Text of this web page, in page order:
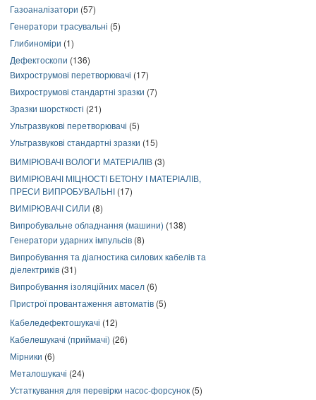
Газоаналізатори (57)
Генератори трасувальні (5)
Глибиноміри (1)
Дефектоскопи (136)
Вихрострумові перетворювачі (17)
Вихрострумові стандартні зразки (7)
Зразки шорсткості (21)
Ультразвукові перетворювачі (5)
Ультразвукові стандартні зразки (15)
ВИМІРЮВАЧІ ВОЛОГИ МАТЕРІАЛІВ (3)
ВИМІРЮВАЧІ МІЦНОСТІ БЕТОНУ І МАТЕРІАЛІВ,
ПРЕСИ ВИПРОБУВАЛЬНІ (17)
ВИМІРЮВАЧІ СИЛИ (8)
Випробувальне обладнання (машини) (138)
Генератори ударних імпульсів (8)
Випробування та діагностика силових кабелів та
діелектриків (31)
Випробування ізоляційних масел (6)
Пристрої провантаження автоматів (5)
Кабеледефектошукачі (12)
Кабелешукачі (приймачі) (26)
Мірники (6)
Металошукачі (24)
Устаткування для перевірки насос-форсунок (5)